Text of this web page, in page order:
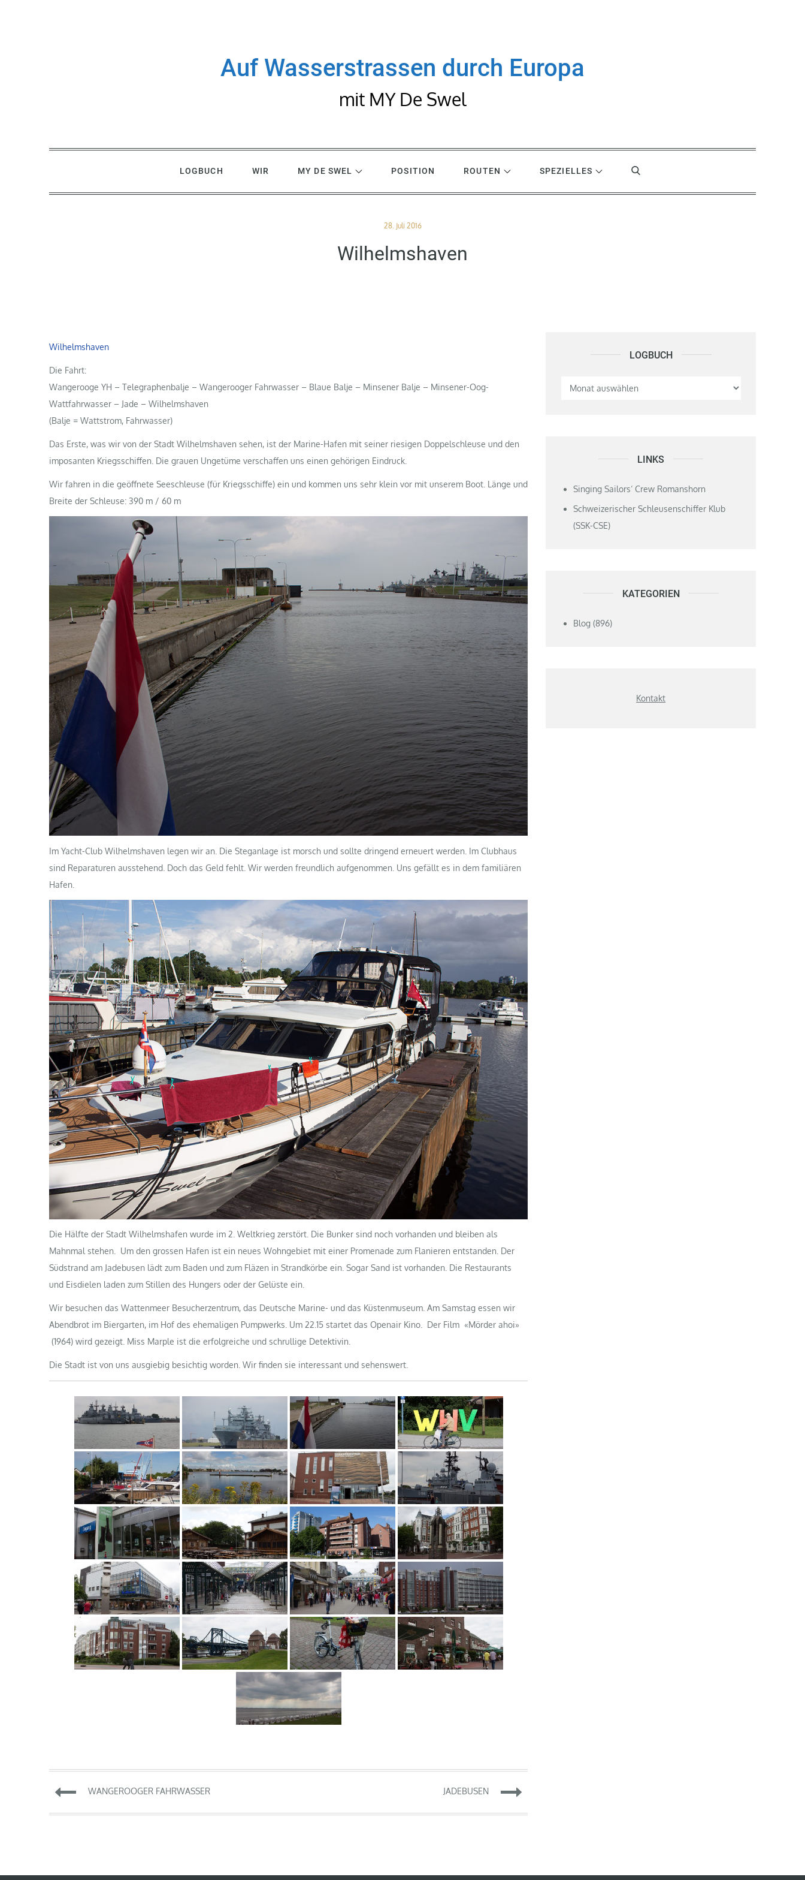
Auf Wasserstrassen durch Europa
mit MY De Swel
LOGBUCH WIR MY DE SWEL POSITION ROUTEN SPEZIELLES
Posted
28. Juli 2016
Wilhelmshaven
Wilhelmshaven
Die Fahrt:
Wangerooge YH – Telegraphenbalje – Wangerooger Fahrwasser – Blaue Balje – Minsener Balje – Minsener-Oog-
Wattfahrwasser – Jade – Wilhelmshaven
(Balje = Wattstrom, Fahrwasser)
Das Erste, was wir von der Stadt Wilhelmshaven sehen, ist der Marine-Hafen mit seiner riesigen Doppelschleuse und den
imposanten Kriegsschiffen. Die grauen Ungetüme verschaffen uns einen gehörigen Eindruck.
Wir fahren in die geöffnete Seeschleuse (für Kriegsschiffe) ein und kommen uns sehr klein vor mit unserem Boot. Länge und
Breite der Schleuse: 390 m / 60 m
Im Yacht-Club Wilhelmshaven legen wir an. Die Steganlage ist morsch und sollte dringend erneuert werden. Im Clubhaus
sind Reparaturen ausstehend. Doch das Geld fehlt. Wir werden freundlich aufgenommen. Uns gefällt es in dem familiären
Hafen.
Die Hälfte der Stadt Wilhelmshafen wurde im 2. Weltkrieg zerstört. Die Bunker sind noch vorhanden und bleiben als
Mahnmal stehen. Um den grossen Hafen ist ein neues Wohngebiet mit einer Promenade zum Flanieren entstanden. Der
Südstrand am Jadebusen lädt zum Baden und zum Fläzen in Strandkörbe ein. Sogar Sand ist vorhanden. Die Restaurants
und Eisdielen laden zum Stillen des Hungers oder der Gelüste ein.
Wir besuchen das Wattenmeer Besucherzentrum, das Deutsche Marine- und das Küstenmuseum. Am Samstag essen wir
Abendbrot im Biergarten, im Hof des ehemaligen Pumpwerks. Um 22.15 startet das Openair Kino. Der Film «Mörder ahoi»
(1964) wird gezeigt. Miss Marple ist die erfolgreiche und schrullige Detektivin.
Die Stadt ist von uns ausgiebig besichtig worden. Wir finden sie interessant und sehenswert.
Beitragsnavigation
WANGEROOGER FAHRWASSER JADEBUSEN
LOGBUCH Logbuch
LINKS
Singing Sailors‘ Crew Romanshorn
Schweizerischer Schleusenschiffer Klub
(SSK-CSE)
KATEGORIEN
Blog (896)
Kontakt